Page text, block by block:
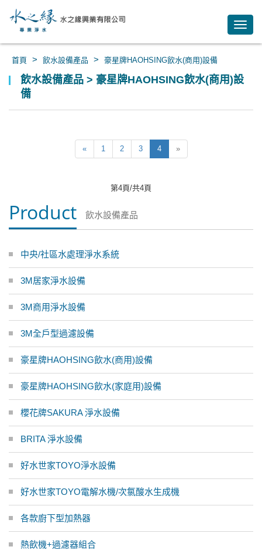
首頁 > 飲水設備產品 > 豪星牌HAOHSING飲水(商用)設備
飲水設備產品 > 豪星牌HAOHSING飲水(商用)設
備
« 1 2 3 4 »
第4頁/共4頁
Product 飲水設備產品
中央/社區水處理淨水系統
3M居家淨水設備
3M商用淨水設備
3M全戶型過濾設備
豪星牌HAOHSING飲水(商用)設備
豪星牌HAOHSING飲水(家庭用)設備
櫻花牌SAKURA 淨水設備
BRITA 淨水設備
好水世家TOYO淨水設備
好水世家TOYO電解水機/次氯酸水生成機
各款廚下型加熱器
熱飲機+過濾器組合